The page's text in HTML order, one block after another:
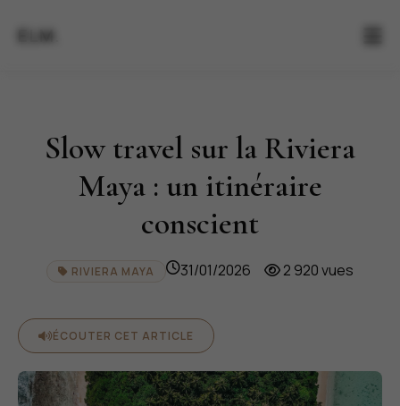
ELM.
Slow travel sur la Riviera
Maya : un itinéraire
conscient
RIVIERA MAYA 31/01/2026 2 920 vues
ÉCOUTER CET ARTICLE